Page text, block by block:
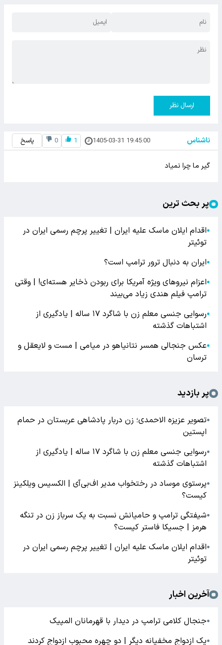
ارسال نظر
ناشناس 1405-03-31 19:45:00
1
0 پاسخ
گیر ما چرا نمیاد
پر بحث ترین
●اقدام ایلان ماسک علیه ایران | تغییر پرچم رسمی ایران در
توئیتر
●ایران به دنبال ترور ترامپ است؟
●اعزام نیروهای ویژه آمریکا برای ربودن ذخایر هسته‌ای! | وقتی
ترامپ فیلم هندی زیاد می‌بیند
●
رسوایی جنسی معلم زن با شاگرد ۱۷ ساله | یادگیری از
اشتباهات گذشته
●عکس جنجالی همسر نتانیاهو در میامی | مست و لایعقل و
ترسان
پر بازدید
●تصویر عزیزه الاحمدی؛ زن دربار پادشاهی عربستان در حمام
اپستین
●
رسوایی جنسی معلم زن با شاگرد ۱۷ ساله | یادگیری از
اشتباهات گذشته
●پرستوی موساد در رختخواب مدیر اف‌بی‌آی | الکسیس ویلکینز
کیست؟
●شیفتگی ترامپ و حامیانش نسبت به یک سرباز زن در تنگه
هرمز | جسیکا فاستر کیست؟
●اقدام ایلان ماسک علیه ایران | تغییر پرچم رسمی ایران در
توئیتر
آخرین اخبار
●جنجال کلامی ترامپ در دیدار با قهرمانان المپیک
●یک ازدواج مخفیانه دیگر | دو چهره محبوب ازدواج کردند